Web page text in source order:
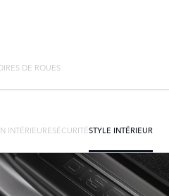
DE ROUES
INTÉRIEURESÉCURITÉSTYLE INTÉRIEUR